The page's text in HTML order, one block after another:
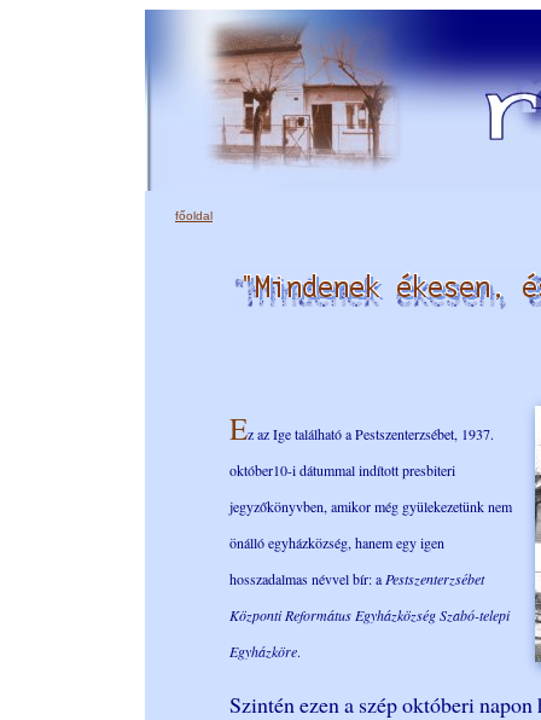
főoldal
Ez az Ige található a Pestszenterzsébet, 1937.
október10-i dátummal indított presbiteri
jegyzőkönyvben, amikor még gyülekezetünk nem
önálló egyházközség, hanem egy igen
hosszadalmas névvel bír: a Pestszenterzsébet
Központi Református Egyházközség Szabó-telepi
Egyházköre.
Szintén ezen a szép októberi